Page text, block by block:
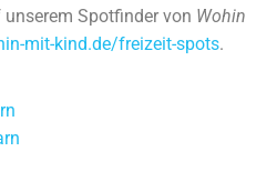
Spotfinder von Wohin
mit-kind.de/freizeit-spots.